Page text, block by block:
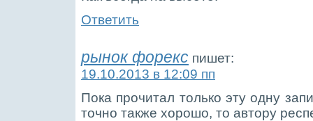
Ответить
рынок форекс пишет:
19.10.2013 в 12:09 пп
Пока прочитал только эту одну
точно также хорошо, то автору